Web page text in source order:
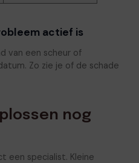
actief is
van een scheur of
Zo zie je of de schade
nog
een specialist. Kleine